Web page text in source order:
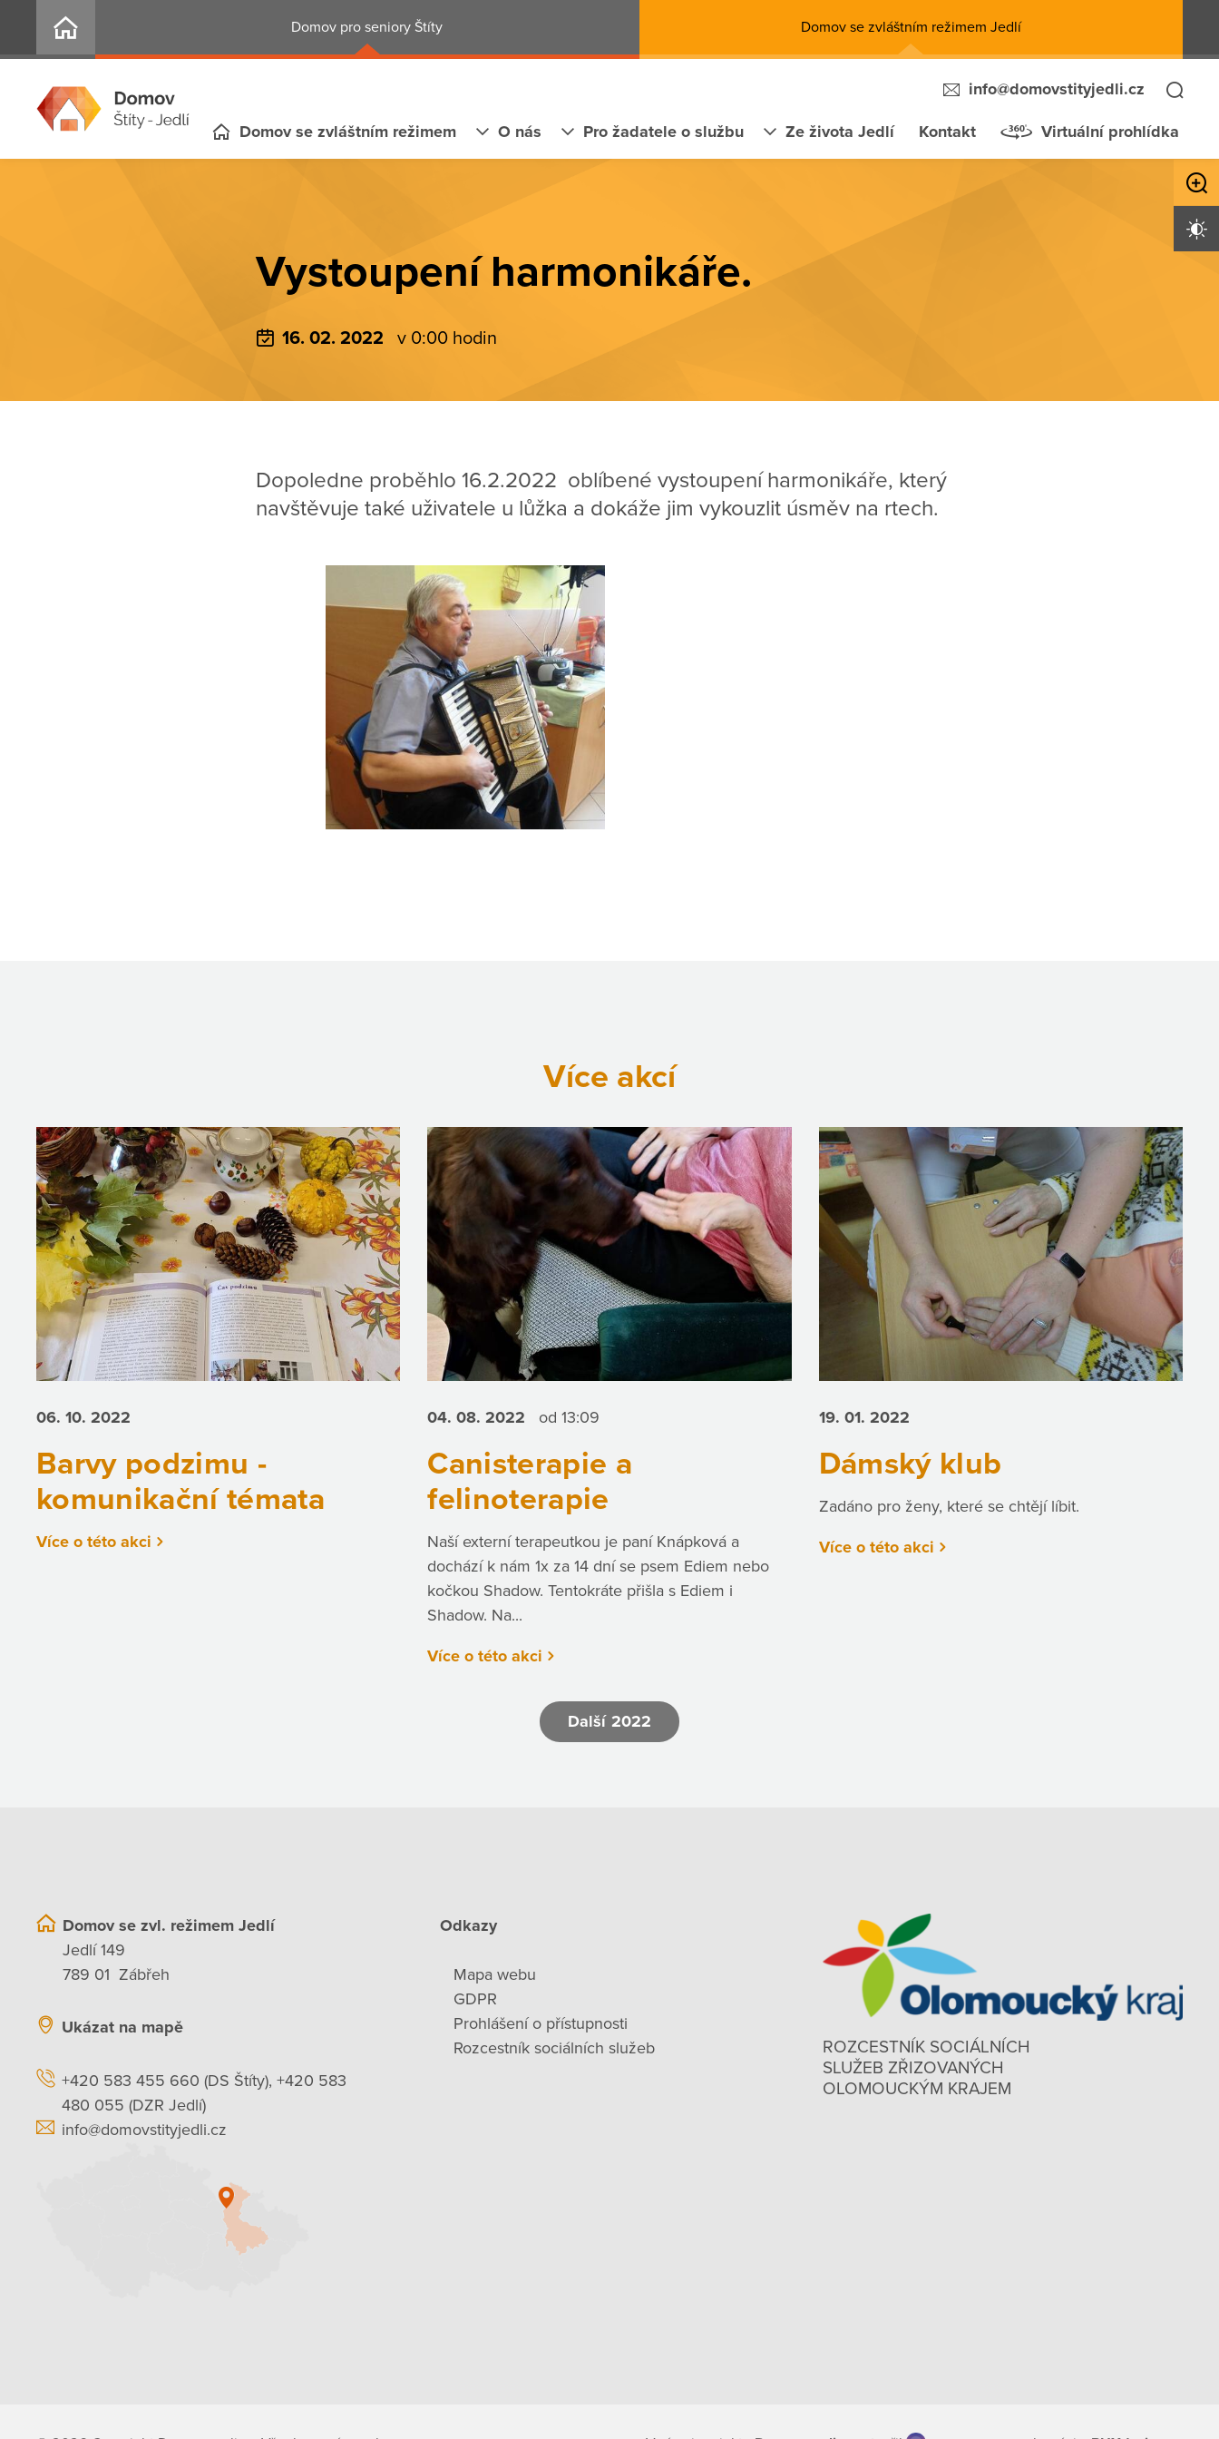
Domov pro seniory Štíty Domov se zvláštním režimem Jedlí
info@domovstityjedli.cz
Domov se zvláštním režimem O nás Pro žadatele o službu Ze života Jedlí Kontakt Virtuální prohlídka
Vystoupení harmonikáře.
16. 02. 2022 v 0:00 hodin
Dopoledne proběhlo 16.2.2022 oblíbené vystoupení harmonikáře, který
navštěvuje také uživatele u lůžka a dokáže jim vykouzlit úsměv na rtech.
Více akcí
06. 10. 2022
Barvy podzimu -
komunikační témata
Více o této akci
04. 08.2022 od 13:09
Canisterapie a
felinoterapie
Naší externí terapeutkou je paní Knápková a
dochází k nám 1x za 14 dní se psem Ediem nebo
kočkou Shadow. Tentokráte přišla s Ediem i
Shadow. Na...
Více o této akci
19. 01. 2022
Dámský klub
Zadáno pro ženy, které se chtějí líbit.
Více o této akci
Další 2022
Domov se zvl. režimem Jedlí
Jedlí 149
789 01 Zábřeh
Ukázat na mapě
+420 583 455 660 (DS Štíty), +420 583
480 055 (DZR Jedlí)
info@domovstityjedli.cz
Odkazy
Mapa webu
GDPR
Prohlášení o přístupnosti
Rozcestník sociálních služeb
ROZCESTNÍK SOCIÁLNÍCH
SLUŽEB ZŘIZOVANÝCH
OLOMOUCKÝM KRAJEM